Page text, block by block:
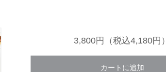
3,800円（税込4,180円）
カートに追加